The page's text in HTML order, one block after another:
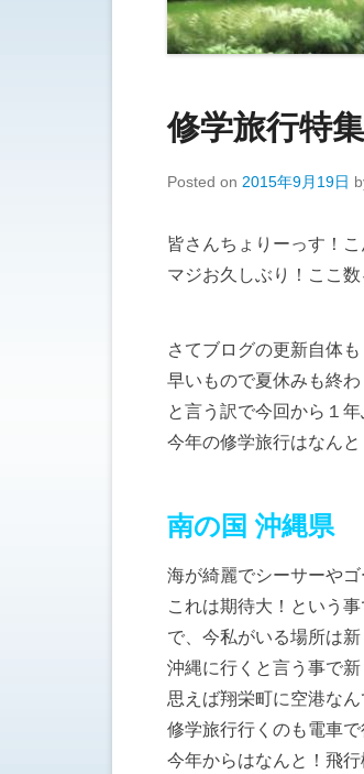
修学旅行特
Posted on 2015年9月19日
皆さんちょりーっす！
マジお久しぶり！ここ
さてブログの更新自体も
早いもので夏休みも終
と言う訳で今回から１
今年の修学旅行はなんと
南の国 沖縄県
海が綺麗でシーサーや
これは期待大！という
で、今私がいる場所は
沖縄に行くと言う事で
思えば翔栄町に空港な
修学旅行行くのも電車
今年からはなんと！飛